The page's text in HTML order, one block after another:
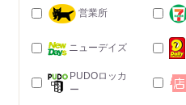
営業所
ニューデイズ
PUDOロッカ
ー